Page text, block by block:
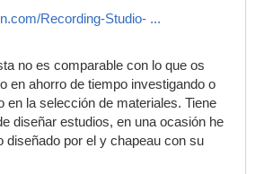
Recording-Studio- ...
no es comparable con lo que os
en ahorro de tiempo investigando o
en la selección de materiales. Tiene
diseñar estudios, en una ocasión he
diseñado por el y chapeau con su